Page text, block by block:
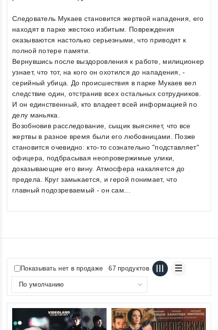
Следователь Мукаев становится жертвой нападения, его
находят в парке жестоко избитым. Повреждения
оказываются настолько серьезными, что приводят к
полной потере памяти.
Вернувшись после выздоровления к работе, милиционер
узнает, что тот, на кого он охотился до нападения, -
серийный убица. До происшествия в парке Мукаев вел
следствие один, отстранив всех остальных сотрудников.
И он единственный, кто владеет всей информацией по
делу маньяка.
Возобновив расследование, сыщик выясняет, что все
жертвы в разное время были его любовницами. Позже
становится очевидно: кто-то сознательно "подставляет"
офицера, подбрасывая неопровержимые улики,
доказывающие его вину. Атмосфера накаляется до
предела. Круг замыкается, и герой понимает, что
главный подозреваемый - он сам...
Показывать нет в продаже 67 продуктов